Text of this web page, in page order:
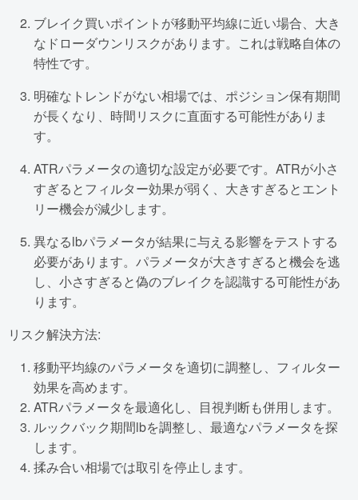
ブレイク買いポイントが移動平均線に近い場合、大き
なドローダウンリスクがあります。これは戦略自体の
特性です。
明確なトレンドがない相場では、ポジション保有期間
が長くなり、時間リスクに直面する可能性がありま
す。
ATRパラメータの適切な設定が必要です。ATRが小さ
すぎるとフィルター効果が弱く、大きすぎるとエント
リー機会が減少します。
異なるlbパラメータが結果に与える影響をテストする
必要があります。パラメータが大きすぎると機会を逃
し、小さすぎると偽のブレイクを認識する可能性があ
ります。
リスク解決方法:
移動平均線のパラメータを適切に調整し、フィルター
効果を高めます。
ATRパラメータを最適化し、目視判断も併用します。
ルックバック期間lbを調整し、最適なパラメータを探
します。
揉み合い相場では取引を停止します。